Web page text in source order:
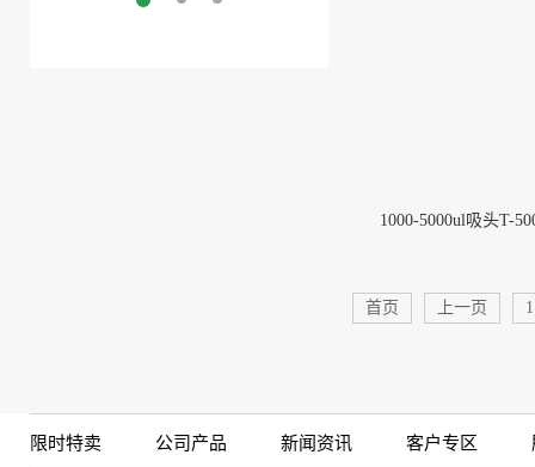
1000-5000ul吸头T-
首页 上一页 1
限时特卖 公司产品 新闻资讯 客户专区